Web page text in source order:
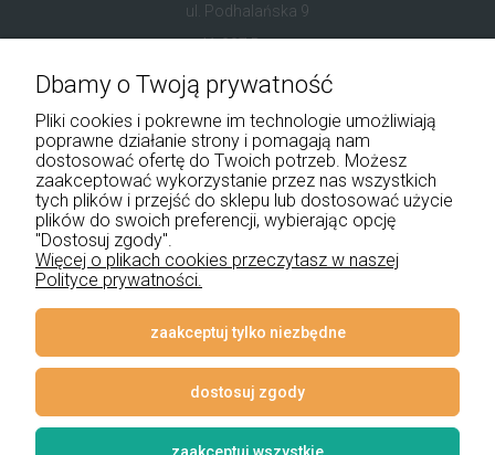
ul. Podhalańska 9
41-907 Bytom
+48 534 555 344
sklep@noxbox.pl
Pomoc
Płatności i dostawa
Informacje
Dbamy o Twoją prywatność
Pliki cookies i pokrewne im technologie umożliwiają
poprawne działanie strony i pomagają nam
dostosować ofertę do Twoich potrzeb. Możesz
zaakceptować wykorzystanie przez nas wszystkich
tych plików i przejść do sklepu lub dostosować użycie
plików do swoich preferencji, wybierając opcję
"Dostosuj zgody".
Więcej o plikach cookies przeczytasz w naszej
Polityce prywatności.
zaakceptuj tylko niezbędne
dostosuj zgody